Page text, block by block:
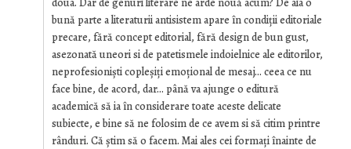
bună parte a literaturii antisistem apare în condiții editoriale
precare, fără concept editorial, fără design de bun gust,
asezonată uneori si de patetismele indoielnice ale editorilor,
neprofesioniști copleșiți emoțional de mesaj… ceea ce nu
face bine, de acord, dar… până va ajunge o editură
academică să ia în considerare toate aceste delicate
subiecte, e bine să ne folosim de ce avem si să citim printre
rânduri. Că știm să o facem. Mai ales cei formați înainte de